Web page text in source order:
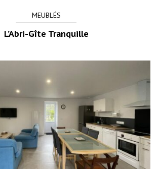
MEUBLÉS
L’Abri-Gîte Tranquille